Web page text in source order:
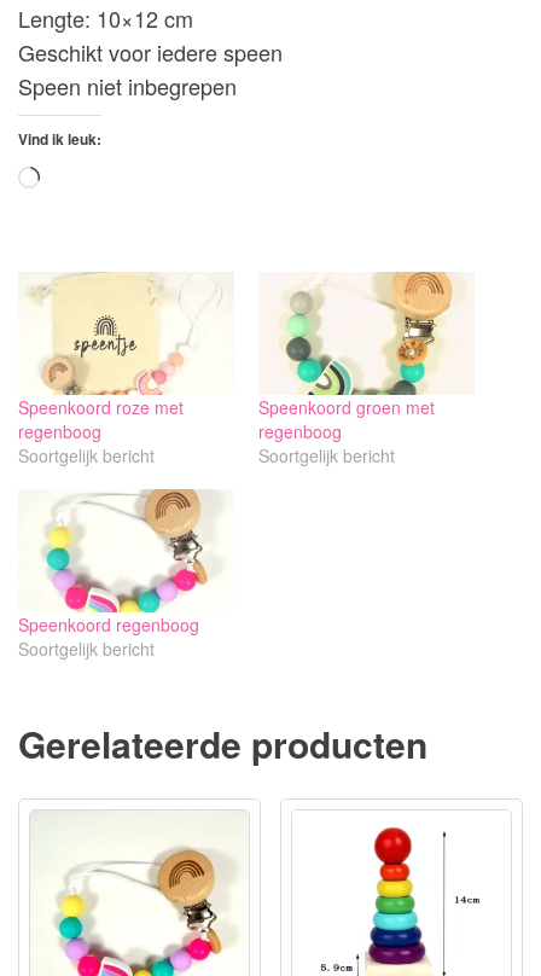
Lengte: 10×12 cm
Geschikt voor iedere speen
Speen niet inbegrepen
Vind ik leuk:
Aan
Speenkoord roze met
regenboog
Soortgelijk bericht
Speenkoord groen met
regenboog
Soortgelijk bericht
Speenkoord regenboog
Soortgelijk bericht
Gerelateerde producten